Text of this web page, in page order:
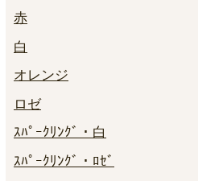
赤
白
オレンジ
ロゼ
ｽﾊﾟｰｸﾘﾝｸﾞ・白
ｽﾊﾟｰｸﾘﾝｸﾞ・ﾛｾﾞ